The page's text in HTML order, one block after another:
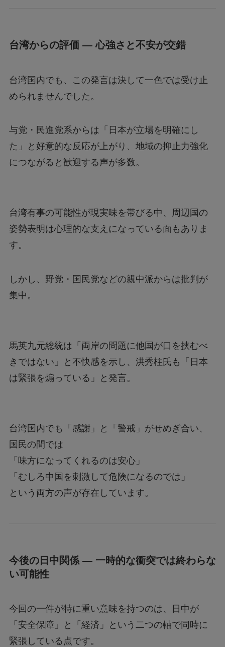
台湾からの評価 ― 心強さと不安が交錯
台湾国内でも、この発言は決して一色では受け止
められませんでした。
与党・民進党系からは「日本が立場を明確にし
た」と好意的な反応が上がり、地域の抑止力強化
につながると歓迎する声が多数。
台湾有事の可能性が現実味を帯びる中、周辺国の
姿勢表明は心理的な支えになっている面もありま
す。
しかし、野党・国民党などの親中派からは批判が
集中。
馬英九元総統は「両岸の問題に他国が口を挟むべ
きではない」と不快感を示し、洪秀柱氏も「日本
は緊張を煽っている」と発言。
台湾国内でも「感謝」と「警戒」がせめぎ合い、
国民の間では
「味方になってくれるのは安心」
「むしろ中国を刺激して危険になるのでは」
という両方の声が存在しています。
今後の日中関係 ― 一時的な衝突では終わらな
い可能性
今回の一件が特に重い意味を持つのは、日中が
「安全保障」と「経済」という二つの軸で同時に
緊張している点です。